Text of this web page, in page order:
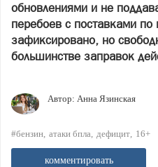
обновлениями и не
перебоев с поставками по
зафиксировано, но
большинстве заправок
Автор: Анна Язинская
#бензин атаки бпла дефицит 16+
комментировать